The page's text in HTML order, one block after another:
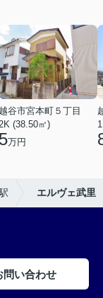
越谷市宮本町５丁目
(38.50㎡)
5万円
エルヴェ武里
問い合わせ